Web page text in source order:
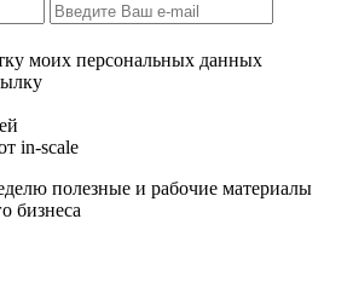
моих персональных данных
in-scale
полезные и рабочие материалы
бизнеса